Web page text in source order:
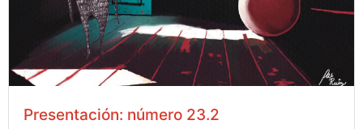
Presentación: número 23.2